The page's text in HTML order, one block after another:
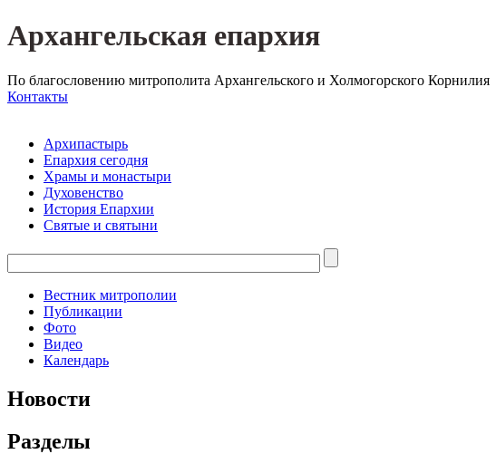
Архангельская епархия
По благословению митрополита Архангельского и Холмогорского Корнилия
Контакты
Архипастырь
Епархия сегодня
Храмы и монастыри
Духовенство
История Епархии
Святые и святыни
Вестник митрополии
Публикации
Фото
Видео
Календарь
Новости
Разделы